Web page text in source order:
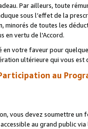
Par ailleurs, toute
sous l’effet de la
minorés de toutes les
en vertu de l'Accord.
en votre faveur pour
ultérieure qui vous est
au
vous devez soumettre
au grand public